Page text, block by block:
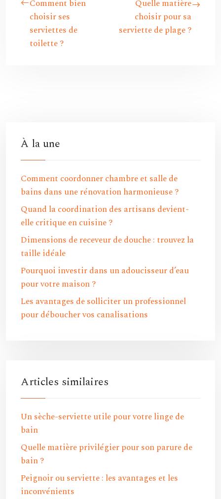
Comment bien
choisir ses
serviettes de
toilette ?
Quelle matière
choisir pour sa
serviette de plage ?
À la une
Comment coordonner chambre et salle de
bains dans une rénovation harmonieuse ?
Quand la coordination des artisans devient-
elle critique en cuisine ?
Dimensions de receveur de douche : trouvez la
taille idéale
Pourquoi investir dans un adoucisseur d’eau
pour votre maison ?
Les avantages de solliciter un professionnel
pour déboucher vos canalisations
Articles similaires
Un sèche-serviette utile pour votre linge de
bain
Quelle matière privilégier pour son parure de
bain ?
Peignoir ou serviette : les avantages et les
inconvénients